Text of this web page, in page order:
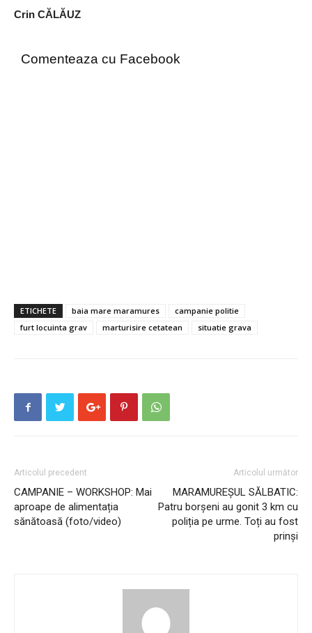
Crin CĂLĂUZ
Comenteaza cu Facebook
ETICHETE baia mare maramures
campanie politie
furt locuinta grav
marturisire cetatean situatie grava
Articolul precedent
CAMPANIE – WORKSHOP: Mai
aproape de alimentația
sănătoasă (foto/video)
Articolul următor
MARAMUREȘUL SĂLBATIC:
Patru borșeni au gonit 3 km cu
poliția pe urme. Toți au fost
prinși